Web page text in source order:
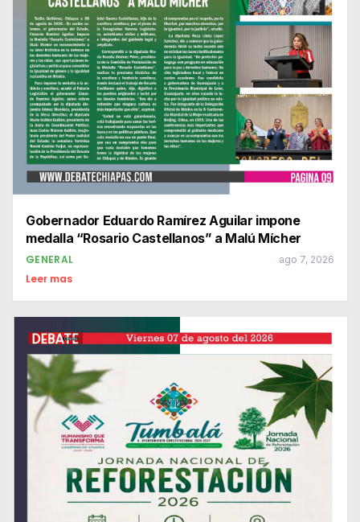
Gobernador Eduardo Ramírez Aguilar impone
medalla “Rosario Castellanos” a Malú Mícher
GENERAL ago 7, 2026
Leer mas